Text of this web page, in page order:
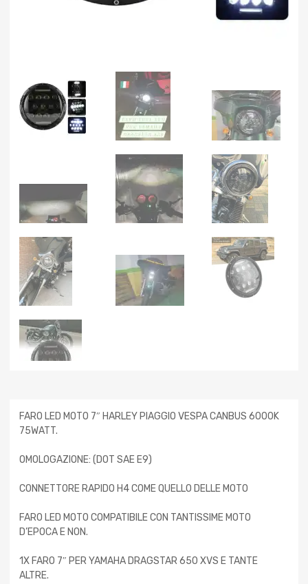
FARO LED MOTO 7″ HARLEY PIAGGIO VESPA CANBUS 6000K
75WATT.
OMOLOGAZIONE: (DOT SAE E9)
CONNETTORE RAPIDO H4 COME QUELLO DELLE MOTO
FARO LED MOTO COMPATIBILE CON TANTISSIME MOTO
D’EPOCA E NON.
1X FARO 7″ PER YAMAHA DRAGSTAR 650 XVS E TANTE
ALTRE.